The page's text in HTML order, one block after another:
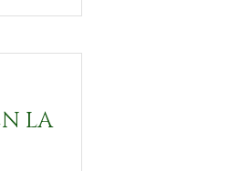
LA